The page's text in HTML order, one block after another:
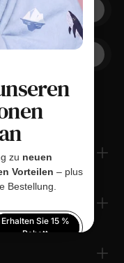
zu neuen
Vorteilen – plus
Bestellung.
Erhalten Sie 15 %
Rabatt